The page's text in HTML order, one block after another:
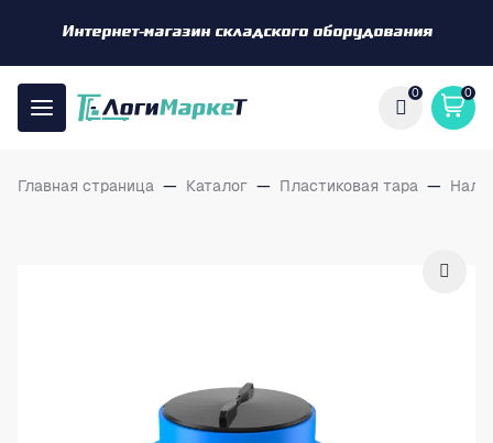
Интернет-магазин складского оборудования
0 0
Главная страница — Каталог — Пластиковая тара —